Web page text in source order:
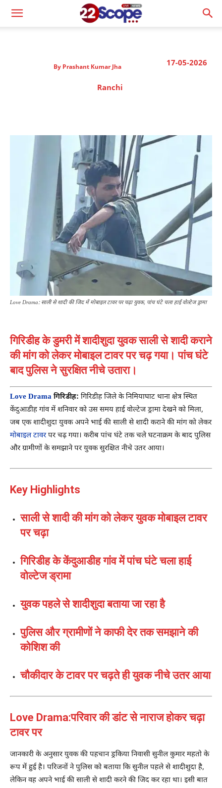
17-05-2026
By Prashant Kumar Jha
Ranchi
Love Drama: साली से शादी की जिद में मोबाइल टावर पर चढ़ा युवक, पांच घंटे चला हाई वोल्टेज ड्रामा
गिरिडीह के डुमरी में शादीशुदा युवक साली से शादी कराने
की मांग को लेकर मोबाइल टावर पर चढ़ गया। पांच घंटे
बाद पुलिस ने सुरक्षित नीचे उतारा।
Love Drama गिरिडीह: गिरिडीह जिले के निमियाघाट थाना क्षेत्र स्थित
केंदुआडीह गांव में शनिवार को उस समय हाई वोल्टेज ड्रामा देखने को मिला,
जब एक शादीशुदा युवक अपने भाई की साली से शादी कराने की मांग को लेकर
मोबाइल टावरपर चढ़ गया। करीब पांच घंटे तक चले घटनाक्रम के बाद पुलिस
और ग्रामीणों के समझाने पर युवक सुरक्षित नीचे उतर आया।
Key Highlights
साली से शादी की मांग को लेकर युवक मोबाइल टावर
पर चढ़ा
गिरिडीह के केंदुआडीह गांव में पांच घंटे चला हाई
वोल्टेज ड्रामा
युवक पहले से शादीशुदा बताया जा रहा है
पुलिस और ग्रामीणों ने काफी देर तक समझाने की
कोशिश की
चौकीदार के टावर पर चढ़ते ही युवक नीचे उतर आया
Love Drama:परिवार की डांट से नाराज होकर चढ़ा
टावर पर
जानकारी के अनुसार युवक की पहचान ड्रकिया निवासी सुनील कुमार महतो के
रूप में हुई है। परिजनों ने पुलिस को बताया कि सुनील पहले से शादीशुदा है,
लेकिन वह अपने भाई की साली से शादी करने की जिद कर रहा था। इसी बात